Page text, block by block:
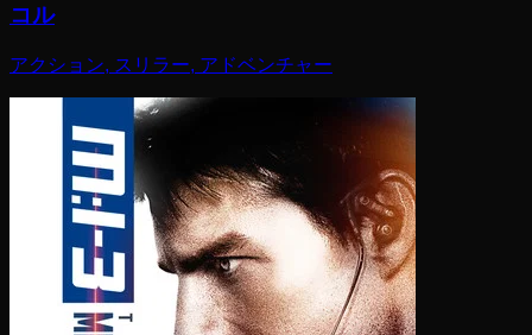
コル
アクション, スリラー, アドベンチャー